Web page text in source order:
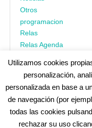
Otros
programacion
Relas
Relas Agenda
¿No encuentras alguna
Utilizamos cookies
personalización,
personalizada en base a
de navegación (por
todas las cookies
rechazar su uso